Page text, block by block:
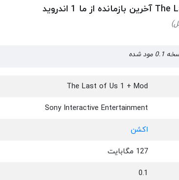
The Last of Us 1 + Mod
Sony Interactive Entertainment
اکشن
127 مگابایت
0.1